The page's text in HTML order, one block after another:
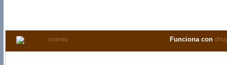
Funciona con